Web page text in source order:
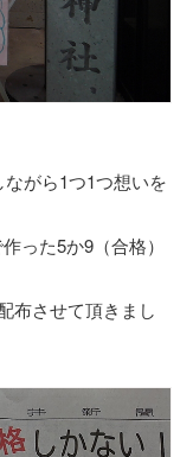
がら1つ1つ想いを
った5か9（合格）
布させて頂きまし